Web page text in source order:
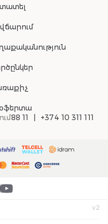
88 11 +374 10 311 111
v2